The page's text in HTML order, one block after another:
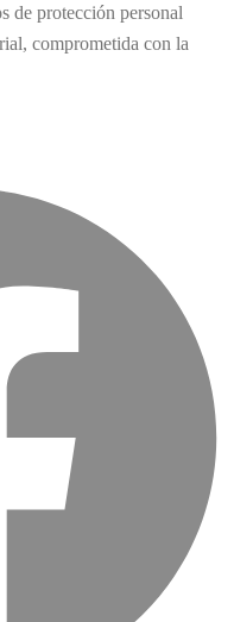
de protección personal
comprometida con la